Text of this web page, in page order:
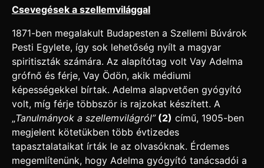
Csevegések a szellemvilággal
1871-ben megalakult Budapesten a Szellemi Búvárok
Pesti Egylete, így sok lehetőség nyílt a magyar
spiritiszták számára. Az alapítótag volt Vay Adelma
grófnő és férje, Vay Ödön, akik médiumi
képességekkel bírtak. Adelma alapvetően gyógyító
volt, míg férje többször is rajzokat készített. A
„Tanulmányok a szellemvilágról”(2) című, 1905-ben
megjelent kötetükben több évtizedes
tapasztalataikat írták le az olvasóknak. Érdemes
megemlítenünk, hogy Adelma gyógyító tanácsadói a